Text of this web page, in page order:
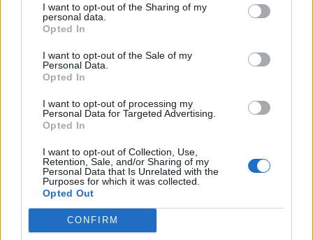
I want to opt-out of the Sharing of my
personal data.
Opted In
I want to opt-out of the Sale of my
Personal Data.
Opted In
I want to opt-out of processing my
Personal Data for Targeted Advertising.
Opted In
I want to opt-out of Collection, Use,
Retention, Sale, and/or Sharing of my
Personal Data that Is Unrelated with the
Purposes for which it was collected.
Opted Out
CONFIRM
2024. június 19., szerda